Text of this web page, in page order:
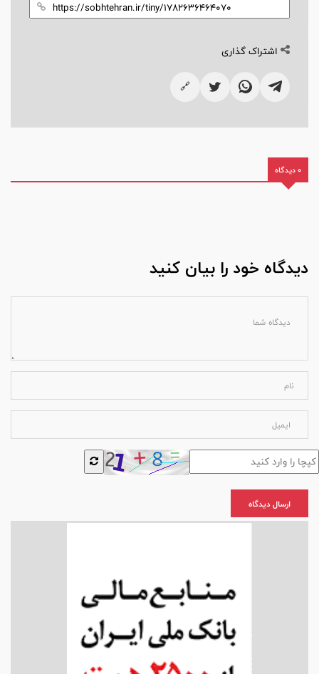
اشتراک گذاری
🔗
0 دیدگاه
دیدگاه خود را بیان کنید
ارسال دیدگاه